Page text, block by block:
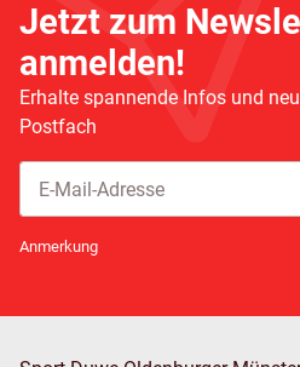
Jetzt zum
anmelden!
Erhalte spannende Infos und
Postfach
Anmerkung